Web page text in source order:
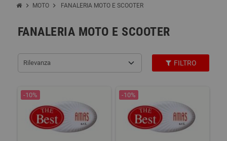
chevron_right MOTO chevron_right FANALERIA MOTO E SCOOTER
FANALERIA MOTO E SCOOTER
Rilevanza FILTRO
-10% -10%